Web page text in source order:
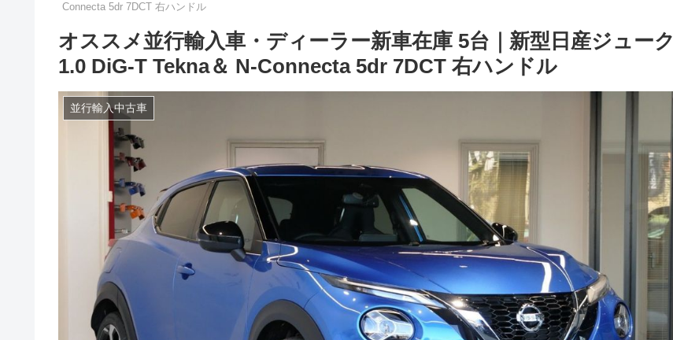
Connecta 5dr 7DCT 右ハンドル
オススメ並行輸入車・ディーラー新車在庫 5台｜新型日産ジューク
1.0 DiG-T Tekna＆ N-Connecta 5dr 7DCT 右ハンドル
並行輸入中古車